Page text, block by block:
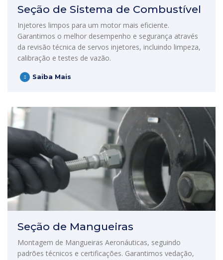
Seção de Sistema de Combustível
Injetores limpos para um motor mais eficiente.
Garantimos o melhor desempenho e segurança através
da revisão técnica de servos injetores, incluindo limpeza,
calibração e testes de vazão.
Saiba Mais
Seção de Mangueiras
Montagem de Mangueiras Aeronáuticas, seguindo
padrões técnicos e certificações. Garantimos vedação,